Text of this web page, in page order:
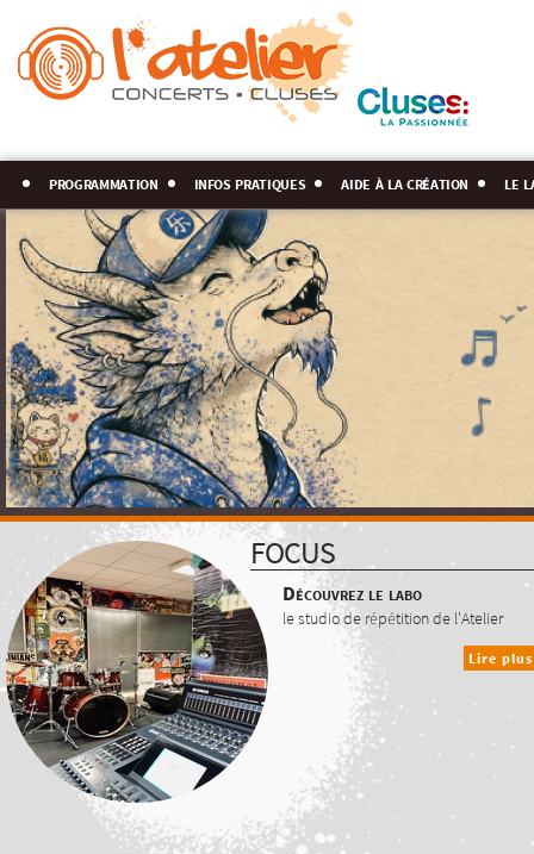
programmation infos pratiques aide à la création le
FOCUS
Découvrez le labo
le studio de répétition de l'Atelier
Lire plus